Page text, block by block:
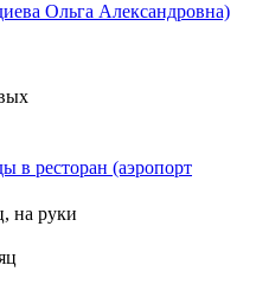
Ольга Александровна)
ресторан (аэропорт
на руки